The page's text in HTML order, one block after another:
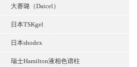
大赛璐（Daicel）
日本TSKgel
日本shodex
瑞士Hamilton液相色谱柱